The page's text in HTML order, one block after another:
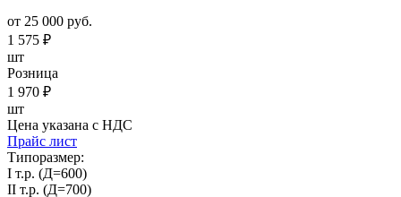
от 25 000 руб.
1 575 ₽
шт
Розница
1 970 ₽
шт
Цена указана с НДС
Прайс лист
Типоразмер:
I т.р. (Д=600)
II т.р. (Д=700)